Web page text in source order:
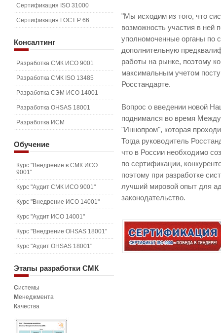
"Мы исходим из того, что
возможность участия в ней
уполномоченные органы по
дополнительную
работы на рынке, поэтому
максимальным учетом
Росстандарте.
Вопрос о введении новой
поднимался во время
"Иннопром", которая
Тогда руководитель
что в России необходимо
по сертификации,
поэтому при разработке
лучший мировой опыт для
законодательство.
Сертификация ISO 31000
Сертификация ГОСТ Р 66
Консалтинг
Разработка СМК ИСО 9001
Разработка СМК ISO 13485
Разработка СЭМ ИСО 14001
Разработка OHSAS 18001
Разработка ИСМ
Обучение
Курс "Внедрение в СМК ИСО
9001"
Курс "Аудит СМК ИСО 9001"
Курс "Внедрение ИСО 14001"
Курс "Аудит ИСО 14001"
Курс "Внедрение OHSAS 18001"
Курс "Аудит OHSAS 18001"
Этапы разработки СМК
Системы
Менеджмента
Качества